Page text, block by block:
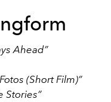
Ahead”
(Short Film)”
Stories”